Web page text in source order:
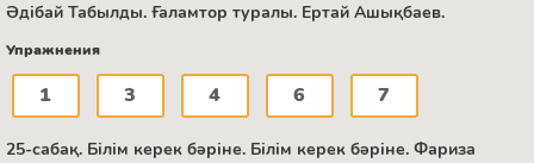
Әдібай Табылды. Ғаламтор туралы. Ертай Ашықбаев.
Упражнения
1 3 4 6 7
25-сабақ. Білім керек бәріне. Білім керек бәріне. Фариза